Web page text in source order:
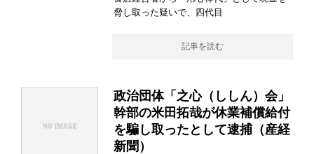
脅し取った疑いで、四代目
記事を読む
政治団体「之心（ししん）会」
幹部の米田拓哉が休業補償給付
を騙し取ったとして逮捕（産経
新聞）